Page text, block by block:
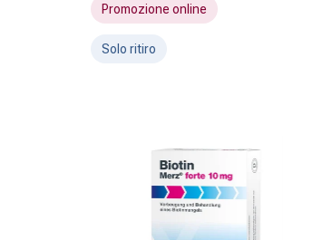
e
delle
adesive
Promozione online
Solo ritiro